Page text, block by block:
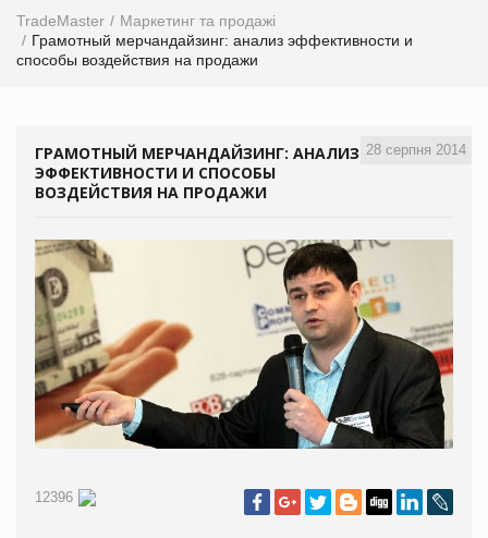
TradeMaster
Маркетинг та продажі
Грамотный мерчандайзинг: анализ эффективности и
способы воздействия на продажи
28 серпня 2014
ГРАМОТНЫЙ МЕРЧАНДАЙЗИНГ: АНАЛИЗ
ЭФФЕКТИВНОСТИ И СПОСОБЫ
ВОЗДЕЙСТВИЯ НА ПРОДАЖИ
12396